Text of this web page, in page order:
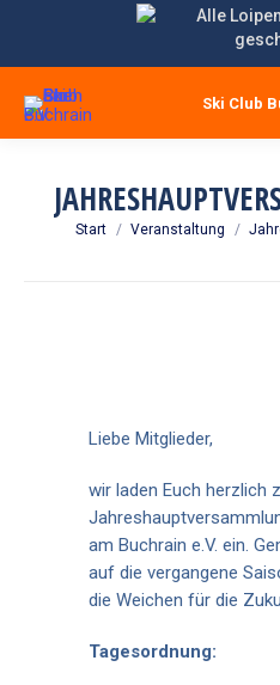
Ski Club
Sie befinden sich hier:
Start Veranstaltung
Liebe Mitglieder,
wir laden Euch herzlich
am Buchrain e.V. ein.
auf die vergangene
die Weichen für die
Tagesordnung: